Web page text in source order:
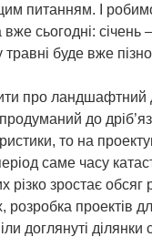
питанням. І
сьогодні: січень
буде вже
про ландшафтний
до
то на
саме часу
різко зростає
розробка
доглянуті ділянки